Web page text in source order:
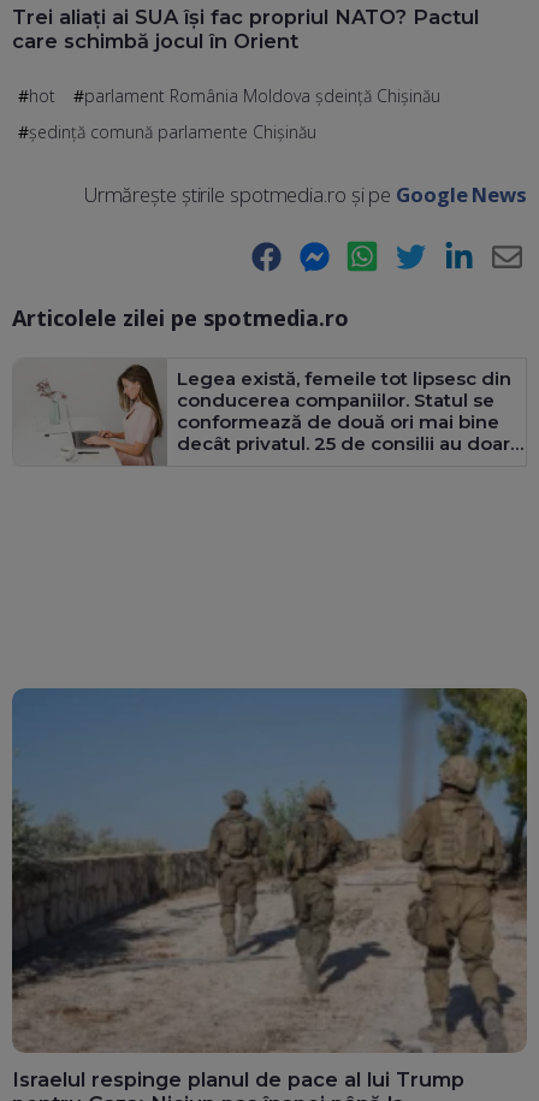
Trei aliați ai SUA își fac propriul NATO? Pactul
care schimbă jocul în Orient
hot
parlament România Moldova șdeință Chișinău
ședință comună parlamente Chișinău
Urmărește știrile spotmedia.ro și pe Google News
Facebook Messenger WhatsApp Twitter LinkedIn
Articolele zilei pe spotmedia.ro
Legea există, femeile tot lipsesc din
conducerea companiilor. Statul se
conformează de două ori mai bine
decât privatul. 25 de consilii au doar
Israelul respinge planul de pace al lui Trump